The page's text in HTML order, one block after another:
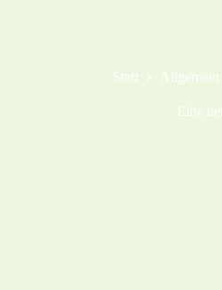
Start Allgemein
Eine